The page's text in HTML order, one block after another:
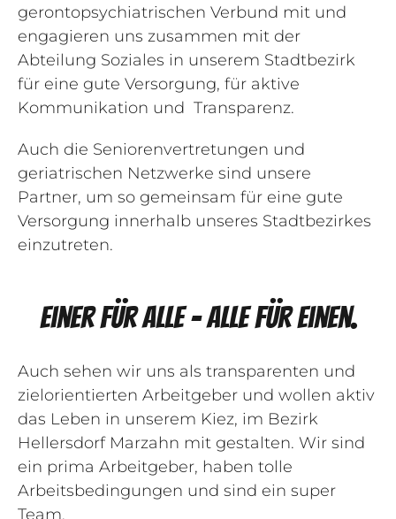
gerontopsychiatrischen Verbund mit und
engagieren uns zusammen mit der
Abteilung Soziales in unserem Stadtbezirk
für eine gute Versorgung, für aktive
Kommunikation und Transparenz.
Auch die Seniorenvertretungen und
geriatrischen Netzwerke sind unsere
Partner, um so gemeinsam für eine gute
Versorgung innerhalb unseres Stadtbezirkes
einzutreten.
Einer für alle - alle für einen.
Auch sehen wir uns als transparenten und
zielorientierten Arbeitgeber und wollen aktiv
das Leben in unserem Kiez, im Bezirk
Hellersdorf Marzahn mit gestalten. Wir sind
ein prima Arbeitgeber, haben tolle
Arbeitsbedingungen und sind ein super
Team.